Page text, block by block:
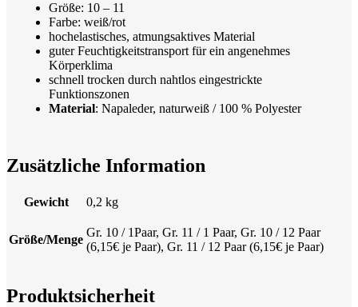
Größe: 10 – 11
Farbe: weiß/rot
hochelastisches, atmungsaktives Material
guter Feuchtigkeitstransport für ein angenehmes
Körperklima
schnell trocken durch nahtlos eingestrickte
Funktionszonen
Material: Napaleder, naturweiß / 100 % Polyester
Zusätzliche Information
Gewicht 0,2 kg
Größe/Menge
Gr. 10 / 1Paar, Gr. 11 / 1 Paar, Gr. 10 / 12 Paar
(6,15€ je Paar), Gr. 11 / 12 Paar (6,15€ je Paar)
Produktsicherheit